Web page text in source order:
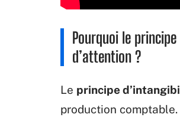
Pourquoi le
d’attention ?
Le principe
production